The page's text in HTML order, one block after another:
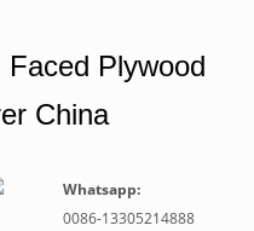
Whatsapp:
0086-13305214888